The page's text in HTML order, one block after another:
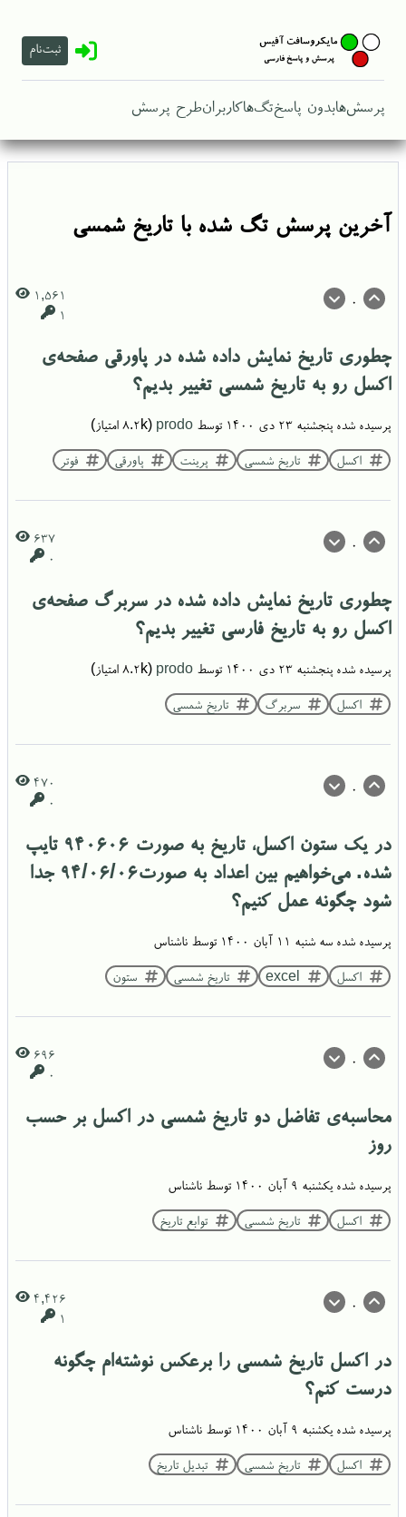
ثبت‌نام
پرسش‌هابدون پاسختگ‌هاکاربرانطرح پرسش
آخرین پرسش تگ شده با تاریخ شمسی
0
1,561
1
چطوری تاریخ نمایش داده شده در پاورقی صفحه‌ی
اکسل رو به تاریخ شمسی تغییر بدیم؟
پرسیده شده پنجشنبه ۲۳ دی ۱۴۰۰ توسط prodo
(
8.2k امتیاز)
اکسل تاریخ شمسی پرینت پاورقی فوتر
0
637
0
چطوری تاریخ نمایش داده شده در سربرگ صفحه‌ی
اکسل رو به تاریخ فارسی تغییر بدیم؟
پرسیده شده پنجشنبه ۲۳ دی ۱۴۰۰ توسط prodo
(
8.2k امتیاز)
اکسل سربرگ تاریخ شمسی
0
470
0
در یک ستون اکسل، تاریخ به صورت 940606 تایپ
شده. می‌خواهیم بین اعداد به صورت94/06/06 جدا
شود چگونه عمل کنیم؟
پرسیده شده سه شنبه ۱۱ آبان ۱۴۰۰ توسط ناشناس
اکسل excel تاریخ شمسی ستون
0
696
0
محاسبه‌ی تفاضل دو تاریخ شمسی در اکسل بر حسب
روز
پرسیده شده یکشنبه ۹ آبان ۱۴۰۰ توسط ناشناس
اکسل تاریخ شمسی توابع تاریخ
0
4,426
1
در اکسل تاریخ شمسی را برعکس نوشته‌ام چگونه
درست کنم؟
پرسیده شده یکشنبه ۹ آبان ۱۴۰۰ توسط ناشناس
اکسل تاریخ شمسی تبدیل تاریخ